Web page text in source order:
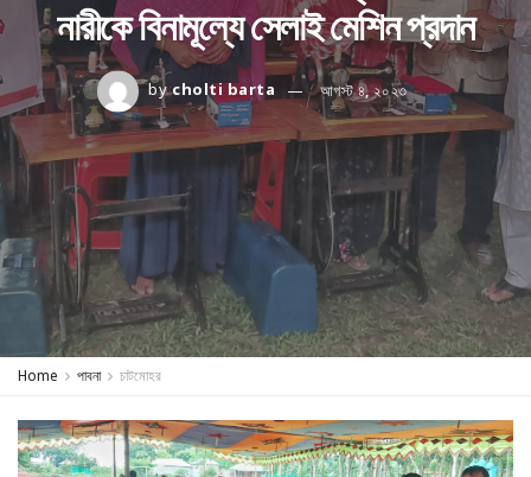
নারীকে বিনামূল্যে সেলাই মেশিন প্রদান
by cholti barta আগস্ট ৪, ২০২৩
Home পাবনা চাটমোহর